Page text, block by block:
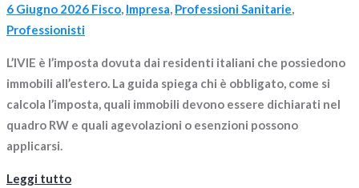
6 Giugno 2026 Fisco, Impresa, Professioni Sanitarie,
Professionisti
L’IVIE è l’imposta dovuta dai residenti italiani che possiedono
immobili all’estero. La guida spiega chi è obbligato, come si
calcola l’imposta, quali immobili devono essere dichiarati nel
quadro RW e quali agevolazioni o esenzioni possono
applicarsi.
Leggi tutto